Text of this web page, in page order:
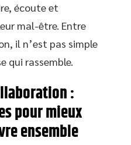
écoute et
mal-être. Entre
il n’est pas simple
qui rassemble.
:
pour mieux
ensemble